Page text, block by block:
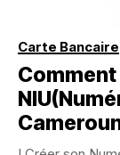
Carte Bancaire